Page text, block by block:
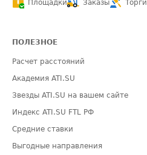
Площадки
Заказы Торги
ПОЛЕЗНОЕ
Расчет расстояний
Академия ATI.SU
Звезды ATI.SU на вашем сайте
Индекс ATI.SU FTL РФ
Средние ставки
Выгодные направления